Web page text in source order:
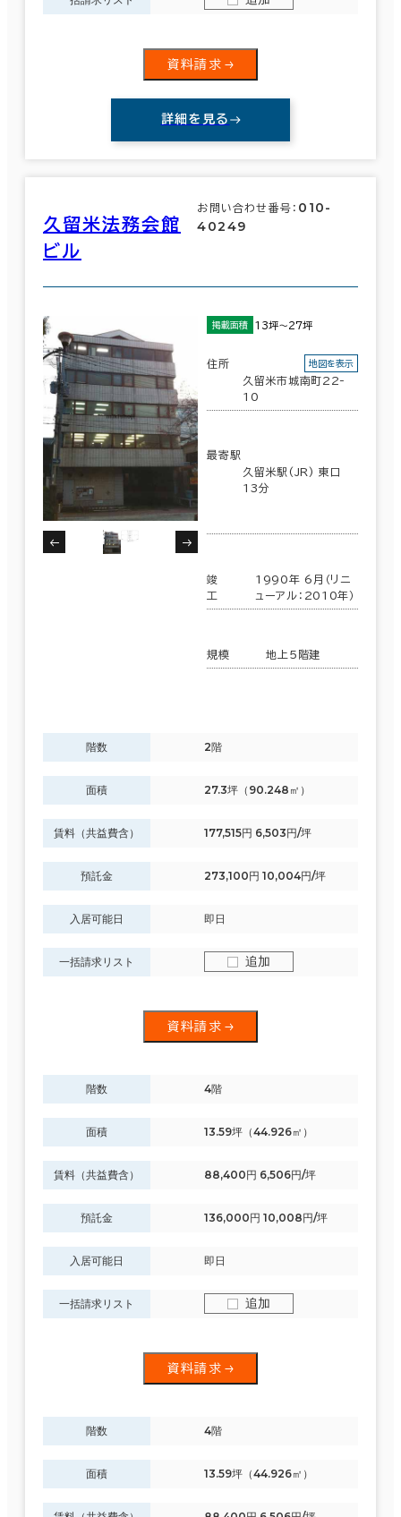
資料請求
詳細を見る
久留米法務会館
ビル
お問い合わせ番号： 010-
40249
掲載面積 13坪～27坪
住所
久留米市城南町22-
10
地図を表示
最寄駅
久留米駅(JR) 東口
13分
竣
工
1990年 6月（リニ
ューアル：2010年）
規模 地上5階建
階数 2階
面積 27.3坪（90.248㎡）
賃料（共益費含） 177,515円 6,503円/坪
預託金 273,100円 10,004円/坪
入居可能日 即日
一括請求リスト 追加
資料請求
階数 4階
面積 13.59坪（44.926㎡）
賃料（共益費含） 88,400円 6,506円/坪
預託金 136,000円 10,008円/坪
入居可能日 即日
一括請求リスト 追加
資料請求
階数 4階
面積 13.59坪（44.926㎡）
860室(309棟)
この条件で検索する
６か月以上
建築中 1年以内
5年以内
その他
制震・免震構造
駐車場設備あり
1フロア面積100坪以上
該当数
860室
この条件で検索する